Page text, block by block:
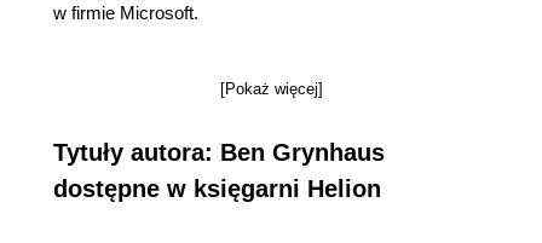
w firmie Microsoft.
[Pokaż więcej]
Tytuły autora: Ben Grynhaus
dostępne w księgarni Helion